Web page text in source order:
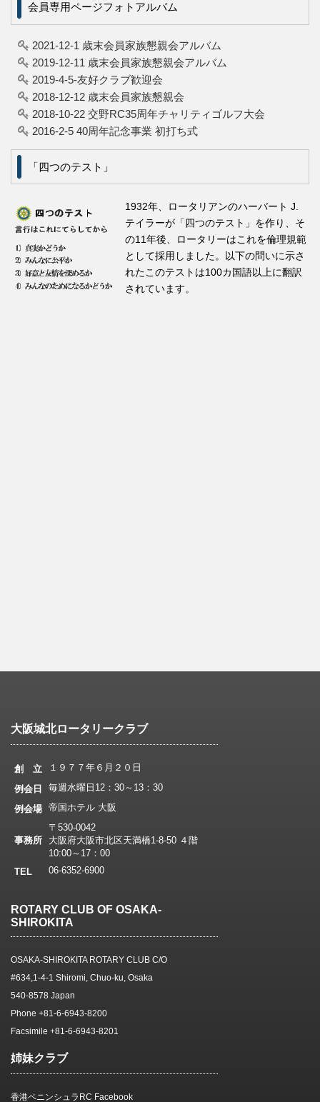
会員専用ページフォトアルバム
2021-12-1 歳末会員家族懇親会アルバム
2019-12-11 歳末会員家族懇親会アルバム
2019-4-5-友好クラブ歓迎会
2018-12-12 歳末会員家族懇親会
2018-10-22 交野RC35周年チャリティゴルフ大会
2016-2-5 40周年記念事業 初打ち式
「四つのテスト」
1932年、ロータリアンのハーバート J.
テイラーが「四つのテスト」を作り、そ
の11年後、ロータリーはこれを倫理規範
として採用しました。以下の問いに示さ
れたこのテストは100カ国語以上に翻訳
されています。
大阪城北ロータリークラブ
創 立
１９７７年６月２０日
例会日
毎週水曜日12：30～13：30
例会場 帝国ホテル 大阪
事務所
〒530-0042
大阪府大阪市北区天満橋1-8-50 ４階
10:00～17：00
TEL
06-6352-6900
ROTARY CLUB OF OSAKA-
SHIROKITA
OSAKA-SHIROKITA ROTARY CLUB C/O
#634,1-4-1 Shiromi, Chuo-ku, Osaka
540-8578 Japan
Phone +81-6-6943-8200
Facsimile +81-6-6943-8201
姉妹クラブ
香港ペニンシュラRC Facebook